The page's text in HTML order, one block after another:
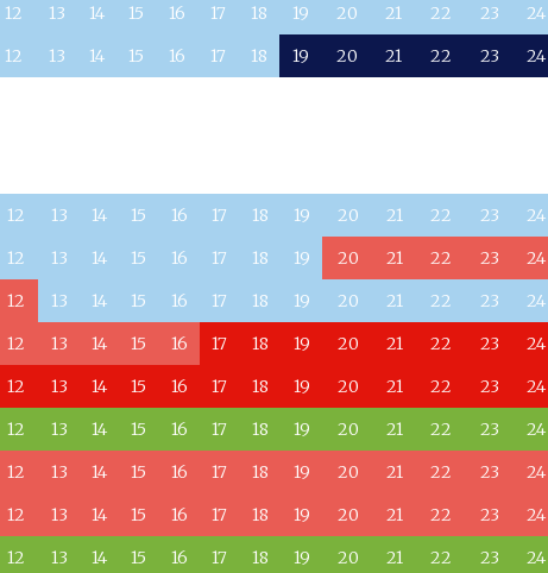
12 13 14 15 16 17 18 19 20 21 22 23 24
12 13 14 15 16 17 18 19 20 21 22 23 24
12 13 14 15 16 17 18 19 20 21 22 23 24
12 13 14 15 16 17 18 19 20 21 22 23 24
12 13 14 15 16 17 18 19 20 21 22 23 24
12 13 14 15 16 17 18 19 20 21 22 23 24
12 13 14 15 16 17 18 19 20 21 22 23 24
12 13 14 15 16 17 18 19 20 21 22 23 24
12 13 14 15 16 17 18 19 20 21 22 23 24
12 13 14 15 16 17 18 19 20 21 22 23 24
12 13 14 15 16 17 18 19 20 21 22 23 24